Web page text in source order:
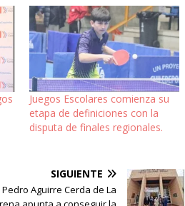
Juegos Escolares comienza su
etapa de definiciones con la
disputa de finales regionales.
SIGUIENTE
Aguirre Cerda de La